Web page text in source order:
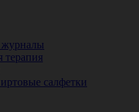
журналы
салфетки